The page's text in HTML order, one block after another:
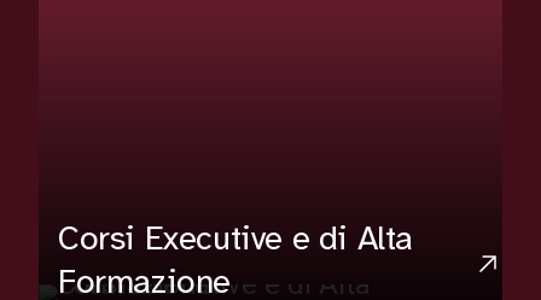
Corsi Executive e di Alta
Formazione